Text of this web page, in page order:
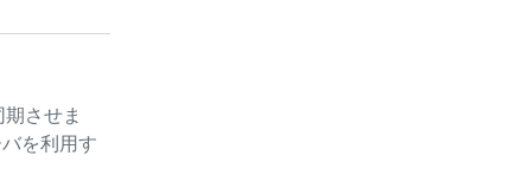
させま
を利用す